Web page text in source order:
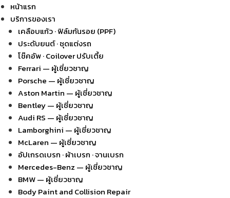
หน้าแรก
บริการของเรา
เคลือบแก้ว · ฟิล์มกันรอย (PPF)
ประดับยนต์ · ชุดแต่งรถ
โช๊คอัพ · Coilover ปรับเตี้ย
Ferrari — ผู้เชี่ยวชาญ
Porsche — ผู้เชี่ยวชาญ
Aston Martin — ผู้เชี่ยวชาญ
Bentley — ผู้เชี่ยวชาญ
Audi RS — ผู้เชี่ยวชาญ
Lamborghini — ผู้เชี่ยวชาญ
McLaren — ผู้เชี่ยวชาญ
อัปเกรดเบรก · ผ้าเบรก · จานเบรก
Mercedes-Benz — ผู้เชี่ยวชาญ
BMW — ผู้เชี่ยวชาญ
Body Paint and Collision Repair